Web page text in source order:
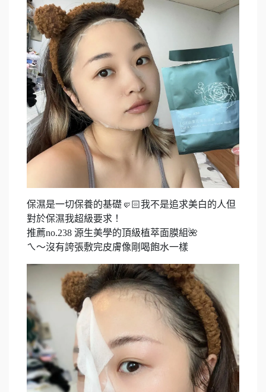
保濕是一切保養的基礎🤛🏻我不是追求美白的人但
對於保濕我超級要求！
推薦no.238 源生美學的頂級植萃面膜組🌺
ㄟ～沒有誇張敷完皮膚像剛喝飽水一樣